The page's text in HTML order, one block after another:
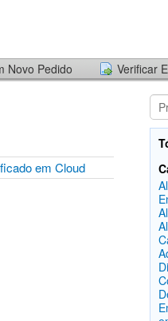
Novo Pedido Verificar
em Cloud